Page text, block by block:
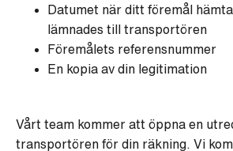
Datumet när ditt föremål
lämnades till transportören
Föremålets referensnummer
En kopia av din legitimation
Vårt team kommer att öppna en
transportören för din räkning. Vi